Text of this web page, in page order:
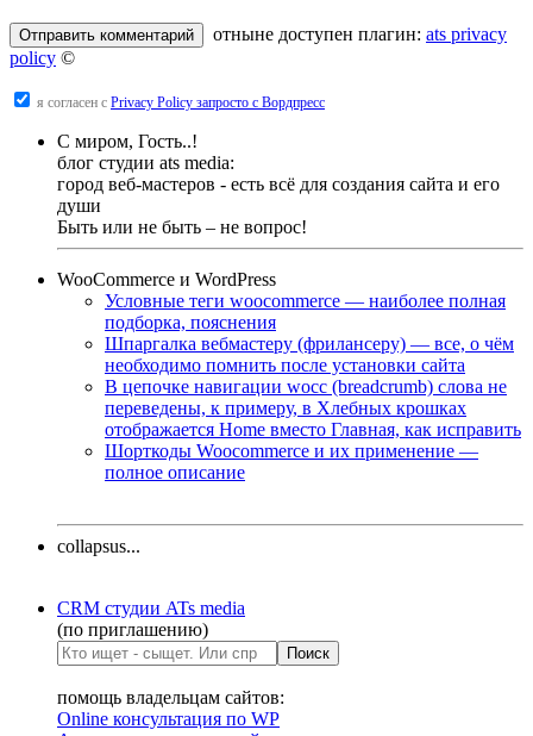
отныне доступен плагин: ats privacy
policy ©
я согласен с Privacy Policy запросто с Вордпресс
С миром, Гость..!
блог студии ats media:
город веб-мастеров - есть всё для создания сайта и его
души
Быть или не быть – не вопрос!
WooCommerce и WordPress
Условные теги woocommerce — наиболее полная
подборка, пояснения
Шпаргалка вебмастеру (фрилансеру) — все, о чём
необходимо помнить после установки сайта
В цепочке навигации wocc (breadcrumb) слова не
переведены, к примеру, в Хлебных крошках
отображается Home вместо Главная, как исправить
Шорткоды Woocommerce и их применение —
полное описание
collapsus...
CRM студии ATs media
(по приглашению)
помощь владельцам сайтов:
Online консультация по WP